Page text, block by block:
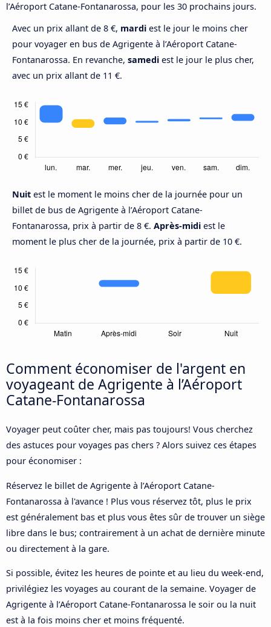
l’Aéroport Catane-Fontanarossa, pour les 30 prochains jours.
Avec un prix allant de 8 €, mardi est le jour le moins cher
pour voyager en bus de Agrigente à l’Aéroport Catane-
Fontanarossa. En revanche, samedi est le jour le plus cher,
avec un prix allant de 11 €.
Nuit est le moment le moins cher de la journée pour un
billet de bus de Agrigente à l’Aéroport Catane-
Fontanarossa, prix à partir de 8 €. Après-midi est le
moment le plus cher de la journée, prix à partir de 10 €.
Comment économiser de l'argent en
voyageant de Agrigente à l’Aéroport
Catane-Fontanarossa
Voyager peut coûter cher, mais pas toujours! Vous cherchez
des astuces pour voyages pas chers ? Alors suivez ces étapes
pour économiser :
Réservez le billet de Agrigente à l’Aéroport Catane-
Fontanarossa à l'avance ! Plus vous réservez tôt, plus le prix
est généralement bas et plus vous êtes sûr de trouver un siège
libre dans le bus; contrairement à un achat de dernière minute
ou directement à la gare.
Si possible, évitez les heures de pointe et au lieu du week-end,
privilégiez les voyages au courant de la semaine. Voyager de
Agrigente à l’Aéroport Catane-Fontanarossa le soir ou la nuit
est à la fois moins cher et moins fréquenté.